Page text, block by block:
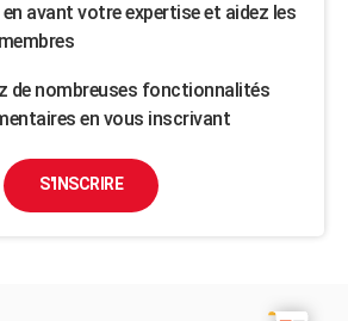
avant votre expertise et aidez les
de nombreuses fonctionnalités
en vous inscrivant
S'INSCRIRE